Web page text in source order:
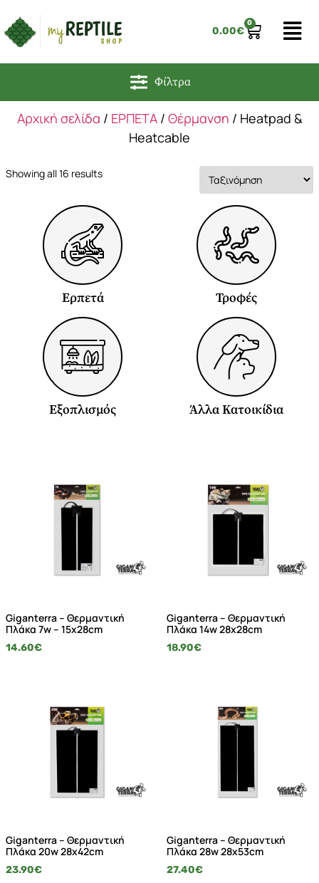
0.00€
0
Αρχική σελίδα / ΕΡΠΕΤΑ/ Θέρμανση / Heatpad &
Heatcable
Showing all 16 results
Ερπετά Τροφές
Εξοπλισμός Άλλα Κατοικίδια
Giganterra – Θερμαντική
Πλάκα 7w – 15x28cm
14.60€
Giganterra – Θερμαντική
Πλάκα 14w 28x28cm
18.90€
Giganterra – Θερμαντική
Πλάκα 20w 28x42cm
23.90€
Giganterra – Θερμαντική
Πλάκα 28w 28x53cm
27.40€
Φίλτρα